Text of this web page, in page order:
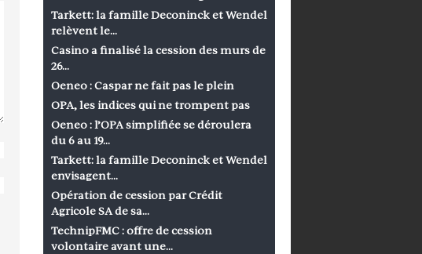
Tarkett: la famille Deconinck et Wendel
relèvent le…
Casino a finalisé la cession des murs de
26…
Oeneo : Caspar ne fait pas le plein
OPA, les indices qui ne trompent pas
Oeneo : l’OPA simplifiée se déroulera
du 6 au 19…
Tarkett: la famille Deconinck et Wendel
envisagent…
Opération de cession par Crédit
Agricole SA de sa…
TechnipFMC : offre de cession
volontaire avant une…